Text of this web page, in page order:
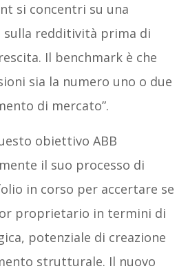
si concentri su una
redditività prima di
Il benchmark è che
sia la numero uno o due
di mercato”.
obiettivo ABB
il suo processo di
in corso per accertare se
proprietario in termini di
potenziale di creazione
strutturale. Il nuovo